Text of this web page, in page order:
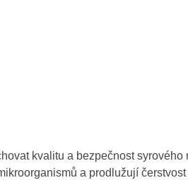
kvalitu a bezpečnost syrového
a prodlužují čerstvost